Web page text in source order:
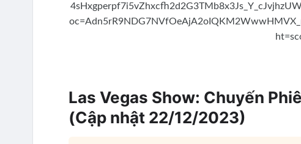
Las Vegas Show: Chuyến
(Cập nhật 22/12/2023)